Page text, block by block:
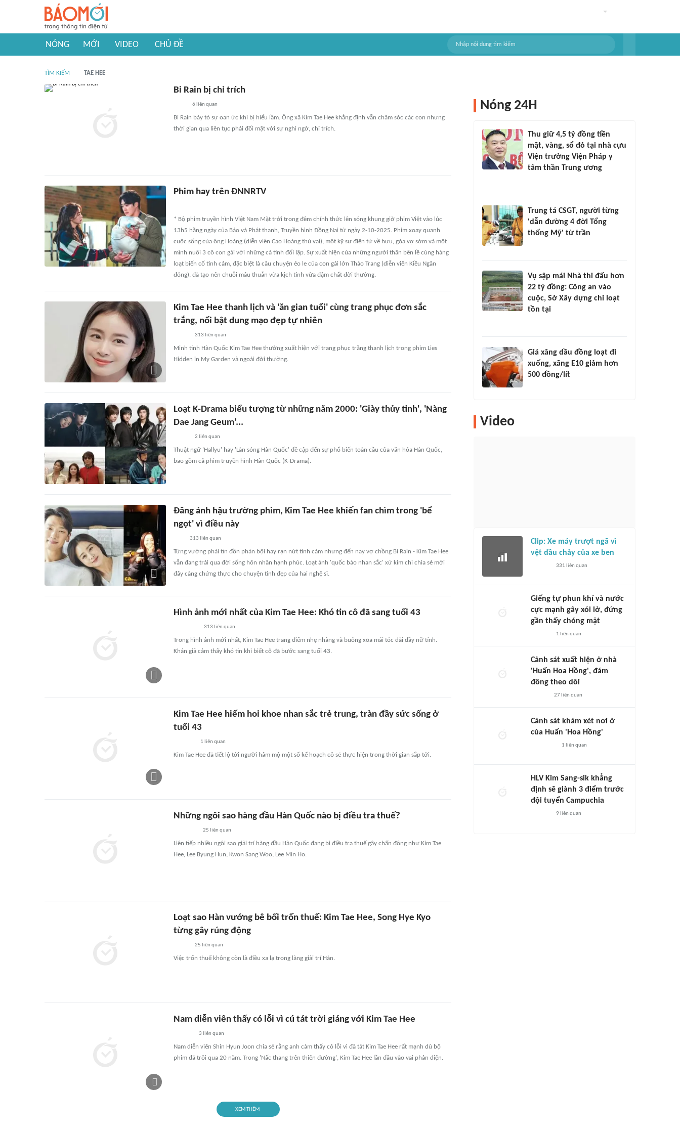
NÓNG MỚI VIDEO CHỦ ĐỀ
TÌM KIẾM TAE HEE
Bi Rain bị chỉ trích
6 liên quan
Bi Rain bày tỏ sự oan ức khi bị hiểu lầm. Ông xã Kim Tae Hee khẳng định vẫn chăm sóc các con nhưng
thời gian qua liên tục phải đối mặt với sự nghi ngờ, chỉ trích.
Phim hay trên ĐNNRTV
* Bộ phim truyền hình Việt Nam Mặt trời trong đêm chính thức lên sóng khung giờ phim Việt vào lúc
13h5 hằng ngày của Báo và Phát thanh, Truyền hình Đồng Nai từ ngày 2-10-2025. Phim xoay quanh
cuộc sống của ông Hoàng (diễn viên Cao Hoàng thủ vai), một kỹ sư điện tử về hưu, góa vợ sớm và một
mình nuôi 3 cô con gái với những cá tính đối lập. Sự xuất hiện của những người thân bên lề cùng hàng
loạt biến cố tình cảm, đặc biệt là câu chuyện éo le của con gái lớn Thảo Trang (diễn viên Kiều Ngân
đóng), đã tạo nên chuỗi mâu thuẫn vừa kịch tính vừa đậm chất đời thường.
Kim Tae Hee thanh lịch và 'ăn gian tuổi' cùng trang phục đơn sắc
trắng, nổi bật dung mạo đẹp tự nhiên
313 liên quan
Minh tinh Hàn Quốc Kim Tae Hee thường xuất hiện với trang phục trắng thanh lịch trong phim Lies
Hidden in My Garden và ngoài đời thường.
Loạt K-Drama biểu tượng từ những năm 2000: 'Giày thủy tinh', 'Nàng
Dae Jang Geum'...
2 liên quan
Thuật ngữ 'Hallyu' hay 'Làn sóng Hàn Quốc' đề cập đến sự phổ biến toàn cầu của văn hóa Hàn Quốc,
bao gồm cả phim truyền hình Hàn Quốc (K-Drama).
Đăng ảnh hậu trường phim, Kim Tae Hee khiến fan chìm trong 'bể
ngọt' vì điều này
313 liên quan
Từng vướng phải tin đồn phản bội hay rạn nứt tình cảm nhưng đến nay vợ chồng Bi Rain - Kim Tae Hee
vẫn đang trải qua đời sống hôn nhân hạnh phúc. Loạt ảnh 'quốc bảo nhan sắc' xứ kim chi chia sẻ mới
đây càng chứng thực cho chuyện tình đẹp của hai nghệ sĩ.
Hình ảnh mới nhất của Kim Tae Hee: Khó tin cô đã sang tuổi 43
313 liên quan
Trong hình ảnh mới nhất, Kim Tae Hee trang điểm nhẹ nhàng và buông xõa mái tóc dài đầy nữ tính.
Khán giả cảm thấy khó tin khi biết cô đã bước sang tuổi 43.
Kim Tae Hee hiếm hoi khoe nhan sắc trẻ trung, tràn đầy sức sống ở
tuổi 43
1 liên quan
Kim Tae Hee đã tiết lộ tới người hâm mộ một số kế hoạch cô sẽ thực hiện trong thời gian sắp tới.
Những ngôi sao hàng đầu Hàn Quốc nào bị điều tra thuế?
25 liên quan
Liên tiếp nhiều ngôi sao giải trí hàng đầu Hàn Quốc đang bị điều tra thuế gây chấn động như Kim Tae
Hee, Lee Byung Hun, Kwon Sang Woo, Lee Min Ho.
Loạt sao Hàn vướng bê bối trốn thuế: Kim Tae Hee, Song Hye Kyo
từng gây rúng động
25 liên quan
Việc trốn thuế không còn là điều xa lạ trong làng giải trí Hàn.
Nam diễn viên thấy có lỗi vì cú tát trời giáng với Kim Tae Hee
3 liên quan
Nam diễn viên Shin Hyun Joon chia sẻ rằng anh cảm thấy có lỗi vì đã tát Kim Tae Hee rất mạnh dù bộ
phim đã trôi qua 20 năm. Trong 'Nấc thang trên thiên đường', Kim Tae Hee lần đầu vào vai phản diện.
XEM THÊM
Nóng 24H
Thu giữ 4,5 tỷ đồng tiền
mặt, vàng, sổ đỏ tại nhà cựu
Viện trưởng Viện Pháp y
tâm thần Trung ương
Trung tá CSGT, người từng
'dẫn đường 4 đời Tổng
thống Mỹ' từ trần
Vụ sập mái Nhà thi đấu hơn
22 tỷ đồng: Công an vào
cuộc, Sở Xây dựng chỉ loạt
tồn tại
Giá xăng dầu đồng loạt đi
xuống, xăng E10 giảm hơn
500 đồng/lít
Video
Clip: Xe máy trượt ngã vì
vệt dầu chảy của xe ben
331 liên quan
Giếng tự phun khí và nước
cực mạnh gây xói lở, đứng
gần thấy chóng mặt
1 liên quan
Cảnh sát xuất hiện ở nhà
'Huấn Hoa Hồng', đám
đông theo dõi
27liên quan
Cảnh sát khám xét nơi ở
của Huấn 'Hoa Hồng'
1 liên quan
HLV Kim Sang-sik khẳng
định sẽ giành 3 điểm trước
đội tuyển Campuchia
9 liên quan